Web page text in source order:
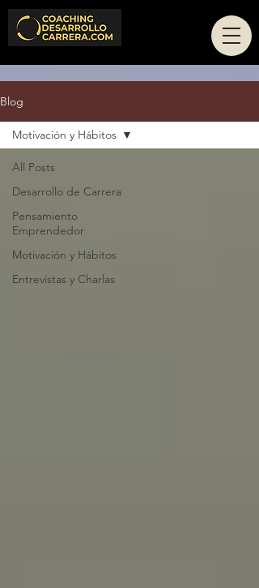
Blog
All Posts
Desarrollo de Carrera
Pensamiento
Emprendedor
Motivación y Hábitos
Entrevistas y Charlas
Motivación y Hábitos